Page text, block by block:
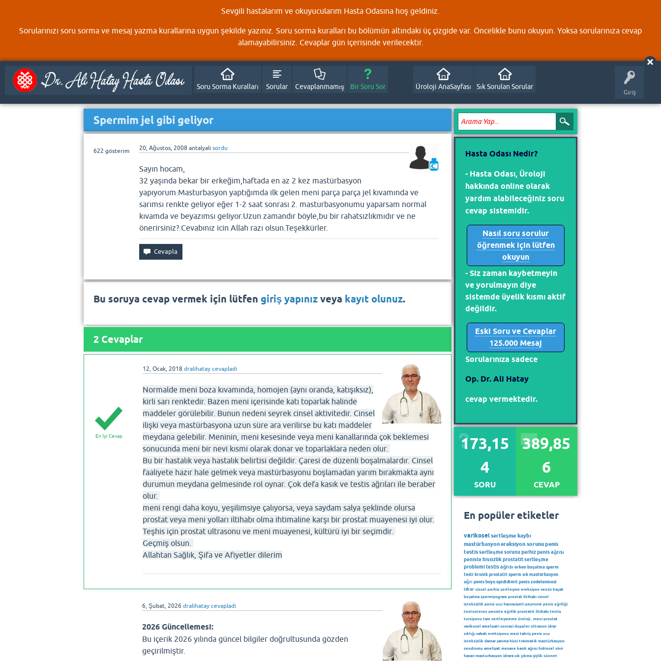
Sevgili hastalarım ve okuyucularım Hasta Odasına hoş geldiniz.
Sorularınızı soru sorma ve mesaj yazma kurallarına uygun şekilde yazınız. Soru sorma kuralları bu bölümün altındaki üç çizgide var. Öncelikle bunu okuyun. Yoksa sorularınıza cevap
alamayabilirsiniz. Cevaplar gün içerisinde verilecektir.
Giriş
Soru Sorma Kuralları Sorular Cevaplanmamış Bir Soru Sor Sık Sorulan Sorular
Üroloji AnaSayfası
Spermim jel gibi geliyor
622 gösterim 20, Ağustos, 2008 antalyalı sordu
Sayın hocam,
32 yaşında bekar bir erkeğim,haftada en az 2 kez mastürbasyon
yapıyorum.Masturbasyon yaptığımda ilk gelen meni parça parça jel kıvamında ve
sarımsı renkte geliyor eğer 1-2 saat sonrası 2. masturbasyonumu yaparsam normal
kıvamda ve beyazımsı geliyor.Uzun zamandır böyle,bu bir rahatsızlıkmıdır ve ne
önerirsiniz?.Cevabınız icin Allah razı olsun.Teşekkürler.
Bu soruya cevap vermek için lütfen giriş yapınız veya kayıt olunuz.
2 Cevaplar
12, Ocak, 2018 dralihatay cevapladı
En İyi Cevap
Normalde meni boza kıvamında, homojen (aynı oranda, katışıksız),
kirli sarı renktedir. Bazen meni içerisinde katı toparlak halinde
maddeler görülebilir. Bunun nedeni seyrek cinsel aktivitedir. Cinsel
ilişki veya mastürbasyona uzun süre ara verilirse bu katı maddeler
meydana gelebilir. Meninin, meni kesesinde veya meni kanallarında çok beklemesi
sonucunda meni bir nevi kısmi olarak donar ve toparlaklara neden olur.
Bu bir hastalık veya hastalık belirtisi değildir. Çaresi de düzenli boşalmalardır. Cinsel
faaliyete hazır hale gelmek veya mastürbasyonu boşlamadan yarım bırakmakta aynı
durumun meydana gelmesinde rol oynar. Çok defa kasık ve testis ağrıları ile beraber
olur.
meni rengi daha koyu, yeşilimsiye çalıyorsa, veya saydam salya şeklinde olursa
prostat veya meni yolları iltihabı olma ihtimaline karşı bir prostat muayenesi iyi olur.
Teşhis için prostat ultrasonu ve meni muayenesi, kültürü iyi bir seçimdir.
Geçmiş olsun.
Allahtan Sağlık, Şifa ve Afiyetler dilerim
6, Şubat, 2026 dralihatay cevapladı
2026 Güncellemesi:
Bu içerik 2026 yılında güncel bilgiler doğrultusunda gözden
geçirilmiştir.
Hasta Odası Nedir?
- Hasta Odası, Üroloji
hakkında online olarak
yardım alabileceğiniz soru
cevap sistemidir.
Nasıl soru sorulur
öğrenmek için lütfen
okuyun
- Siz zaman kaybetmeyin
ve yorulmayın diye
sistemde üyelik kısmı aktif
değildir.
Eski Soru ve Cevaplar
125.000 Mesaj
Sorularınıza sadece
Op. Dr. Ali Hatay
cevap vermektedir.
173,15
4
SORU
389,85
6
CEVAP
En popüler etiketler
varikoselsertleşme kaybı
mastürbasyonereksiyon sorunupenis
testissertleşme sorunuperhizpenis ağrısı
peniste hissizlikprostatitsertleşme
problemitestis ağrısı erken boşalmasperm
testi kronik prostatitspermsık mastürbasyon
ağrı penis boyuepididimitpenis zedelenmesi
idrar cinsel perhiz sertleşme ereksiyon venöz kaçak
boşalma spermiyogram prostat iltihabı cinsel
isteksizlik penis ucu hassasiyeti peyronie penis eğriliği
testosteron peniste eğrilik prostatit iltihabı testis
torsiyonu tam sertleşmeme üroloji meni prostat
varikosel ameliyati sonrasi doppler ultrason idrar
sıklığı sabah ereksiyonu mezi tahriş penis ucu
isteksizlik damar yanma hissi travmatik mastürbasyon
sendromu ameliyat mesane kasık ağrısı hidrosel sinir
hasarı masturbasyon idrara sık çıkma şişlik sünnet